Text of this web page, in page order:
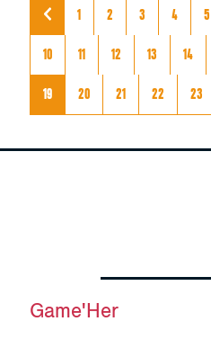
1 2 3 4 5
10 11 12 13 14
19 20 21 22 23
Game'Her